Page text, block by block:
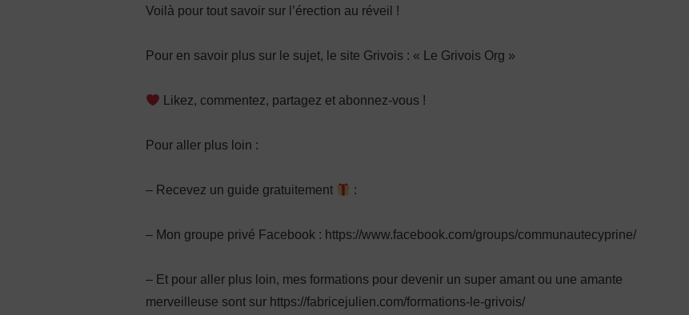
Voilà pour tout savoir sur l’érection au réveil !
Pour en savoir plus sur le sujet, le site Grivois : « Le Grivois Org »
Likez, commentez, partagez et abonnez-vous !
Pour aller plus loin :
– Recevez un guide gratuitement :
– Mon groupe privé Facebook : https://www.facebook.com/groups/communautecyprine/
– Et pour aller plus loin, mes formations pour devenir un super amant ou une amante
merveilleuse sont sur https://fabricejulien.com/formations-le-grivois/